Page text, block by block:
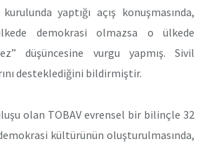
yaptığı açış konuşmasında,
demokrasi olmazsa o ülkede
düşüncesine vurgu yapmış. Sivil
desteklediğini bildirmiştir.
olan TOBAV evrensel bir bilinçle 32
kültürünün oluşturulmasında,